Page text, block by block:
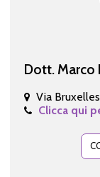
Dott. Marco
Via
Clicca qui